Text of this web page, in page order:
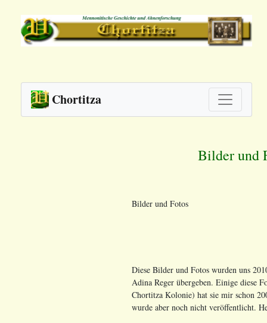
Chortitza
Bilder und
Bilder und Fotos
Diese Bilder und Fotos wurden uns
Adina Reger übergeben. Einige diese
Chortitza Kolonie) hat sie mir schon
wurde aber noch nicht veröffentlicht.